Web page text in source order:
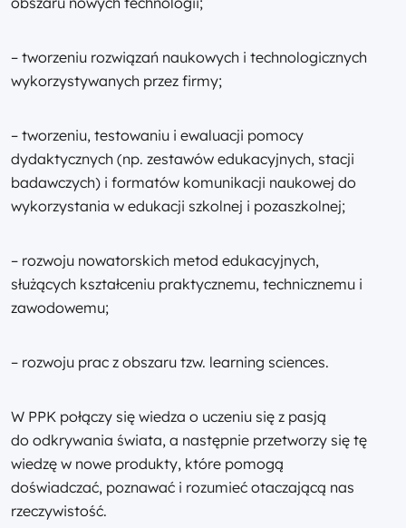
– tworzeniu rozwiązań naukowych i technologicznych
wykorzystywanych przez firmy;
– tworzeniu, testowaniu i ewaluacji pomocy
dydaktycznych (np. zestawów edukacyjnych, stacji
badawczych) i formatów komunikacji naukowej do
wykorzystania w edukacji szkolnej i pozaszkolnej;
– rozwoju nowatorskich metod edukacyjnych,
służących kształceniu praktycznemu, technicznemu i
zawodowemu;
– rozwoju prac z obszaru tzw. learning sciences.
W PPK połączy się wiedza o uczeniu się z pasją
do odkrywania świata, a następnie przetworzy się tę
wiedzę w nowe produkty, które pomogą
doświadczać, poznawać i rozumieć otaczającą nas
rzeczywistość.